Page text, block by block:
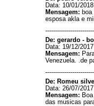
Data: 10/01/
Mensagem:
esposa akla e
De: gerardo -
Data: 19/12/
Mensagem:
Venezuela. .de
De: Romeu
Data: 26/07/
Mensagem:
das musicas